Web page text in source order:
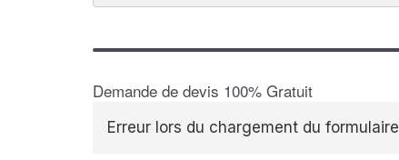
Demande de devis 100% Gratuit
Erreur lors du chargement du formulaire